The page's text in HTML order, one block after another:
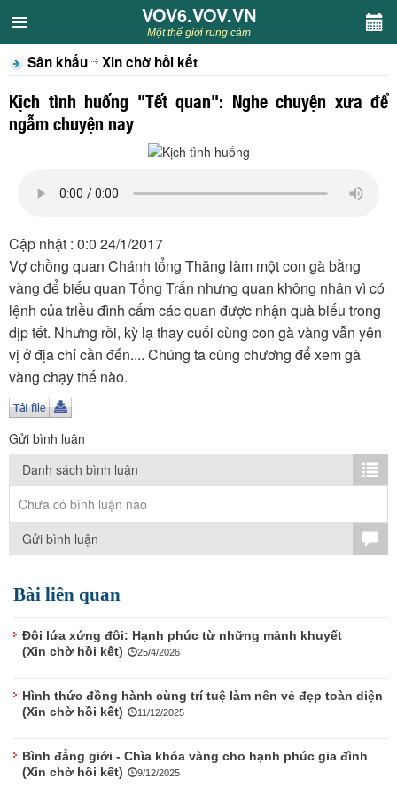
VOV6.VOV.VN
CHUYÊN MỤC
Khách VOV6
Sân khấu
Thiếu nhi
Kết nối VOV6
TÌM KIẾM
Vận hành bởi QI Corp
VOV6.VOV.VN
Một thế giới rung cảm
Sân khấu Xin chờ hồi kết
Kịch tình huống "Tết quan": Nghe chuyện xưa để
ngẫm chuyện nay
Cập nhật : 0:0 24/1/2017
Vợ chồng quan Chánh tổng Thăng làm một con gà bằng
vàng để biếu quan Tổng Trấn nhưng quan không nhân vì có
lệnh của triều đình cấm các quan được nhận quà biếu trong
dịp tết. Nhưng rồi, kỳ lạ thay cuối cùng con gà vàng vẫn yên
vị ở địa chỉ cần đến.... Chúng ta cùng chương để xem gà
vàng chạy thế nào.
Gửi bình luận
Danh sách bình luận
Chưa có bình luận nào
Gửi bình luận
Bài liên quan
Đôi lứa xứng đôi: Hạnh phúc từ những mảnh khuyết
(Xin chờ hồi kết)
25/4/2026
Hình thức đồng hành cùng trí tuệ làm nên vẻ đẹp toàn diện
(Xin chờ hồi kết)
11/12/2025
Bình đẳng giới - Chìa khóa vàng cho hạnh phúc gia đình
(Xin chờ hồi kết)
9/12/2025